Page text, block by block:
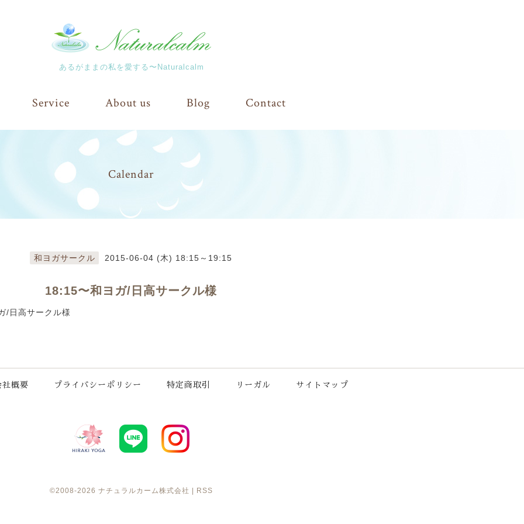
あるがままの私を愛する〜Naturalcalm
Service About us Blog Contact
Calendar
和ヨガサークル 2015-06-04 (木) 18:15～19:15
18:15〜和ヨガ/日高サークル様
/日高サークル様
社概要 プライバシーポリシー 特定商取引 リーガル サイトマップ
©2008-2026 ナチュラルカーム株式会社 | RSS